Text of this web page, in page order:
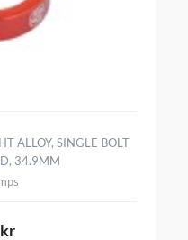
ALLOY, SINGLE BOLT
34.9MM